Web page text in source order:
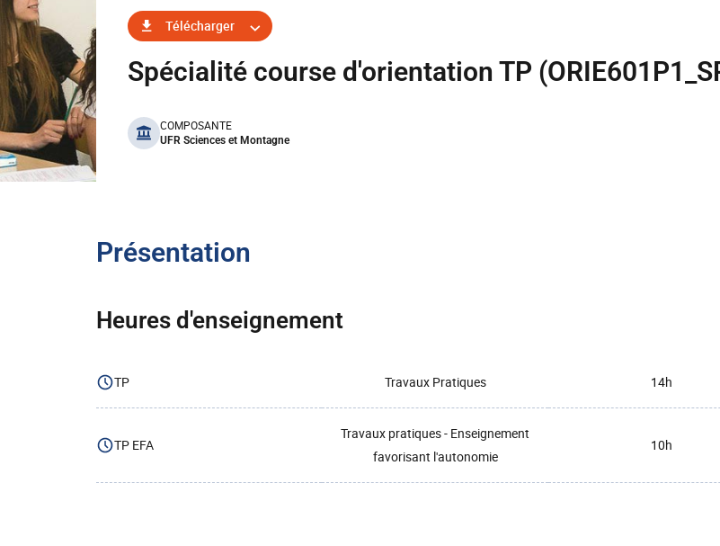
Télécharger
Spécialité course d'orientation TP
benefits
COMPOSANTE
UFR Sciences et Montagne
Présentation
Heures d'enseignement
TP Travaux Pratiques 14h
TP EFA
Travaux pratiques - Enseignement
favorisant l'autonomie
10h